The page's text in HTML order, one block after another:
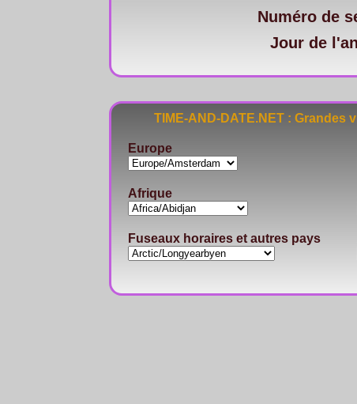
Numéro de
Jour de
TIME-AND-DATE.NET :
Europe
Afrique
Fuseaux horaires et autres pays